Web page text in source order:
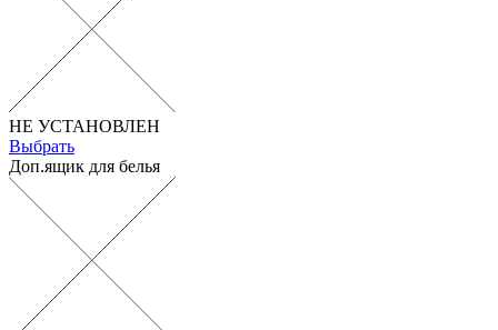
НЕ УСТАНОВЛЕН
Выбрать
Доп.ящик для белья